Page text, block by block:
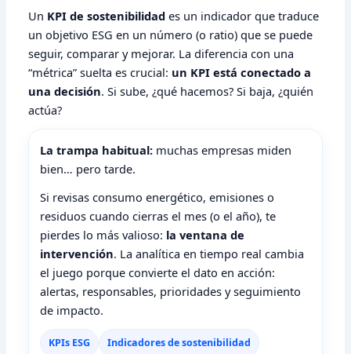
Un KPI de sostenibilidad es un indicador que traduce
un objetivo ESG en un número (o ratio) que se puede
seguir, comparar y mejorar. La diferencia con una
“métrica” suelta es crucial: un KPI está conectado a
una decisión. Si sube, ¿qué hacemos? Si baja, ¿quién
actúa?
La trampa habitual: muchas empresas miden
bien… pero tarde.
Si revisas consumo energético, emisiones o
residuos cuando cierras el mes (o el año), te
pierdes lo más valioso: la ventana de
intervención. La analítica en tiempo real cambia
el juego porque convierte el dato en acción:
alertas, responsables, prioridades y seguimiento
de impacto.
KPIs ESG Indicadores de sostenibilidad